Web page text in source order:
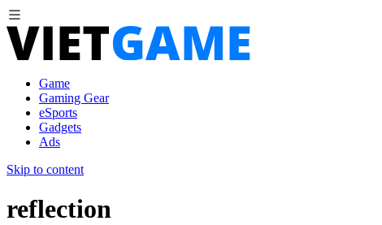
Game
Gaming Gear
eSports
Gadgets
Ads
Skip to content
reflection